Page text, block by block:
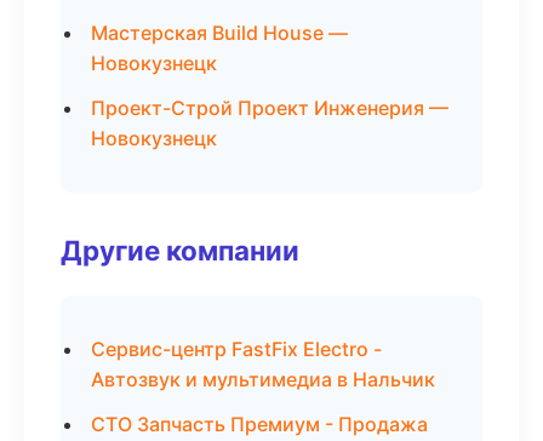
Мастерская Build House —
Новокузнецк
Проект-Строй Проект Инженерия —
Новокузнецк
Другие компании
Сервис-центр FastFix Electro -
Автозвук и мультимедиа в Нальчик
СТО Запчасть Премиум - Продажа